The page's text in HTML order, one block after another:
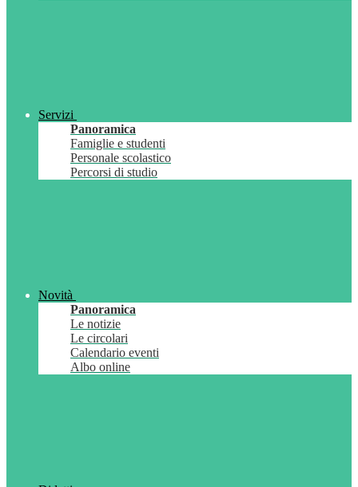
Servizi
Panoramica
Famiglie e studenti
Personale scolastico
Percorsi di studio
Novità
Panoramica
Le notizie
Le circolari
Calendario eventi
Albo online